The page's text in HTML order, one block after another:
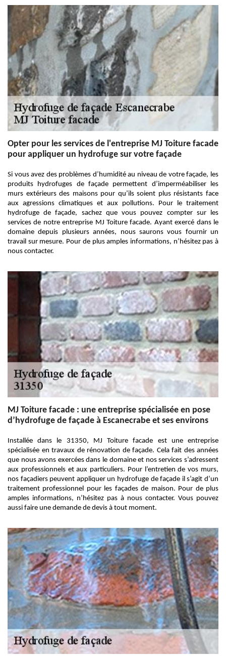
Opter pour les services de l'entreprise MJ Toiture facade
pour appliquer un hydrofuge sur votre façade
Si vous avez des problèmes d’humidité au niveau de votre façade, les
produits hydrofuges de façade permettent d’imperméabiliser les
murs extérieurs des maisons pour qu’ils soient plus résistants face
aux agressions climatiques et aux pollutions. Pour le traitement
hydrofuge de façade, sachez que vous pouvez compter sur les
services de notre entreprise MJ Toiture facade. Ayant exercé dans le
domaine depuis plusieurs années, nous saurons vous fournir un
travail sur mesure. Pour de plus amples informations, n’hésitez pas à
nous contacter.
MJ Toiture facade : une entreprise spécialisée en pose
d’hydrofuge de façade à Escanecrabe et ses environs
Installée dans le 31350, MJ Toiture facade est une entreprise
spécialisée en travaux de rénovation de façade. Cela fait des années
que nous avons exercées dans le domaine et nos services s’adressent
aux professionnels et aux particuliers. Pour l’entretien de vos murs,
nos façadiers peuvent appliquer un hydrofuge de façade il s’agit d’un
traitement professionnel pour les façades de maison. Pour de plus
amples informations, n’hésitez pas à nous contacter. Vous pouvez
aussi faire une demande de devis à tout moment.